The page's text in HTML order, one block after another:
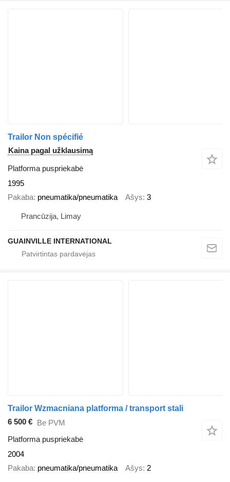
Trailor Non spécifié
Kaina pagal užklausimą
Platforma puspriekabė
1995
Pakaba pneumatika/pneumatika Ašys 3
Prancūzija, Limay
GUAINVILLE INTERNATIONAL
Trailor Wzmacniana platforma / transport stali
6 500 € Be PVM
Platforma puspriekabė
2004
Pakaba pneumatika/pneumatika Ašys 2